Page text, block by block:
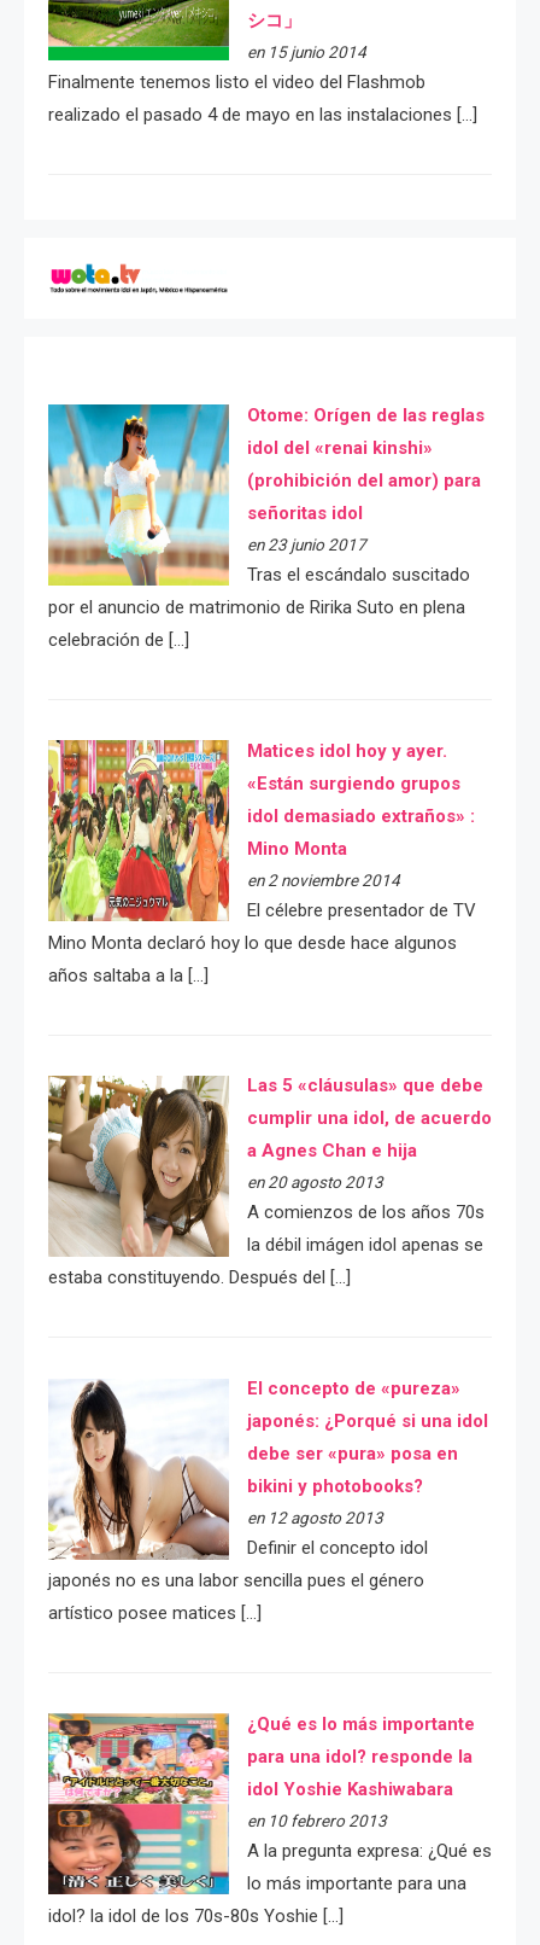
シコ」
en 15 junio 2014
Finalmente tenemos listo el video del Flashmob
realizado el pasado 4 de mayo en las instalaciones […]
Otome: Orígen de las reglas
idol del «renai kinshi»
(prohibición del amor) para
señoritas idol
en 23 junio 2017
Tras el escándalo suscitado
por el anuncio de matrimonio de Ririka Suto en plena
celebración de […]
Matices idol hoy y ayer.
«Están surgiendo grupos
idol demasiado extraños» :
Mino Monta
en 2 noviembre 2014
El célebre presentador de TV
Mino Monta declaró hoy lo que desde hace algunos
años saltaba a la […]
Las 5 «cláusulas» que debe
cumplir una idol, de acuerdo
a Agnes Chan e hija
en 20 agosto 2013
A comienzos de los años 70s
la débil imágen idol apenas se
estaba constituyendo. Después del […]
El concepto de «pureza»
japonés: ¿Porqué si una idol
debe ser «pura» posa en
bikini y photobooks?
en 12 agosto 2013
Definir el concepto idol
japonés no es una labor sencilla pues el género
artístico posee matices […]
¿Qué es lo más importante
para una idol? responde la
idol Yoshie Kashiwabara
en 10 febrero 2013
A la pregunta expresa: ¿Qué es
lo más importante para una
idol? la idol de los 70s-80s Yoshie […]